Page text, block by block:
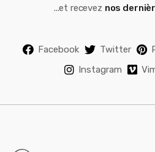
...et recevez nos
Facebook Twitter
Instagram